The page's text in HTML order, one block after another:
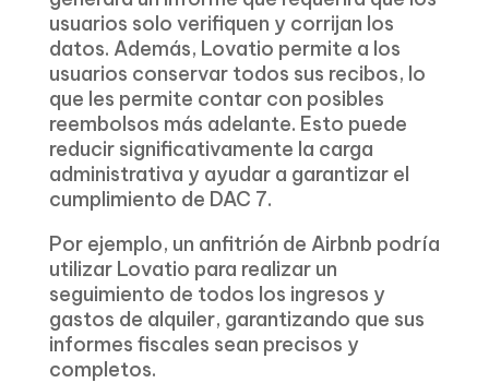
usuarios solo verifiquen y corrijan los
datos. Además, Lovatio permite a los
usuarios conservar todos sus recibos, lo
que les permite contar con posibles
reembolsos más adelante. Esto puede
reducir significativamente la carga
administrativa y ayudar a garantizar el
cumplimiento de DAC 7.
Por ejemplo, un anfitrión de Airbnb podría
utilizar Lovatio para realizar un
seguimiento de todos los ingresos y
gastos de alquiler, garantizando que sus
informes fiscales sean precisos y
completos.